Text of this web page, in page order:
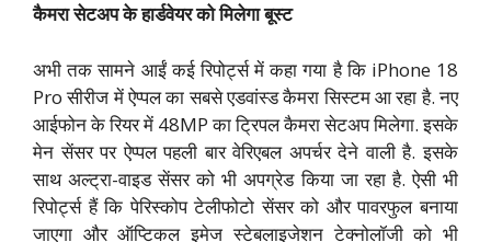
कैमरा सेटअप के हार्डवेयर को मिलेगा बूस्ट
अभी तक सामने आईं कई रिपोर्ट्स में कहा गया है कि iPhone 18
Pro सीरीज में ऐप्पल का सबसे एडवांस्ड कैमरा सिस्टम आ रहा है. नए
आईफोन के रियर में 48MP का ट्रिपल कैमरा सेटअप मिलेगा. इसके
मेन सेंसर पर ऐप्पल पहली बार वेरिएबल अपर्चर देने वाली है. इसके
साथ अल्ट्रा-वाइड सेंसर को भी अपग्रेड किया जा रहा है. ऐसी भी
रिपोर्ट्स हैं कि पेरिस्कोप टेलीफोटो सेंसर को और पावरफुल बनाया
जाएगा और ऑप्टिकल इमेज स्टेबलाइजेशन टेक्नोलॉजी को भी